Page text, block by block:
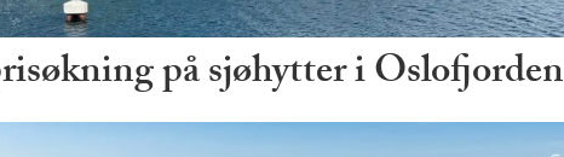
på sjøhytter i Oslofjorden